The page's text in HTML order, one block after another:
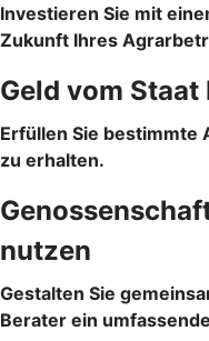
Investieren Sie mit
Zukunft Ihres
Geld vom Staat
Erfüllen Sie bestimmte
zu erhalten.
nutzen
Gestalten Sie
Berater ein